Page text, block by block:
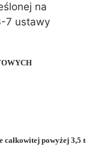
na
7 ustawy
całkowitej powyżej 3,5